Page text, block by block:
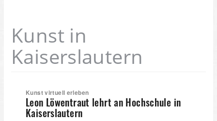
Kunst in
Kaiserslautern
Kunst virtuell erleben
Leon Löwentraut lehrt an Hochschule in
Kaiserslautern